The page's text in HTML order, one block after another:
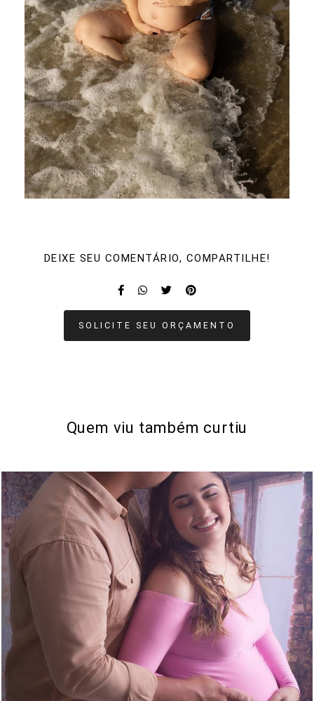
DEIXE SEU COMENTÁRIO, COMPARTILHE!
SOLICITE SEU ORÇAMENTO
Quem viu também curtiu
1004 17